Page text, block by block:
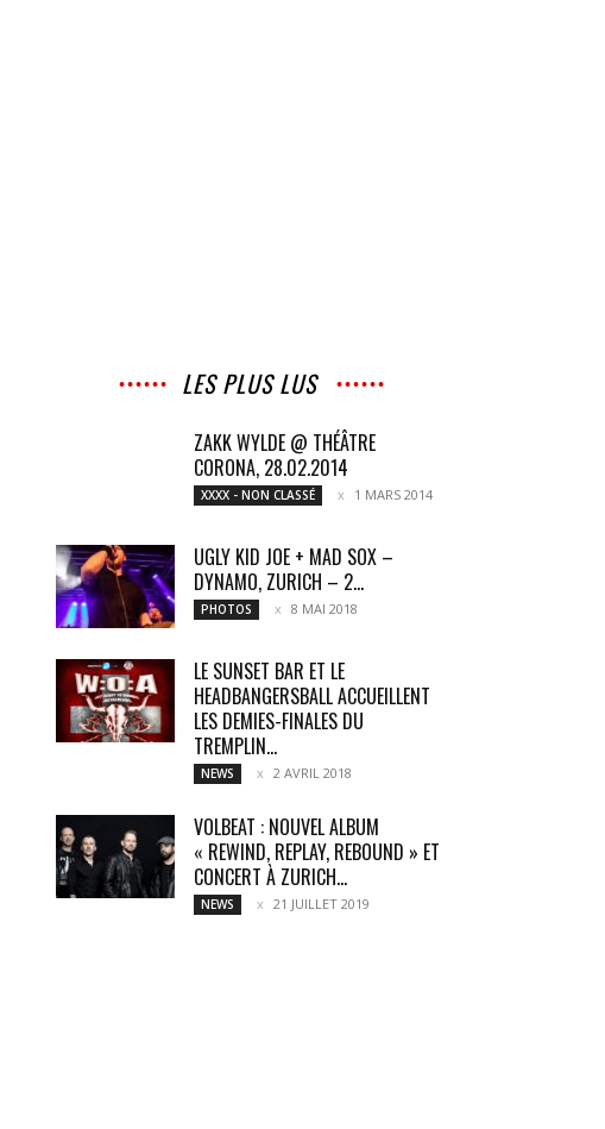
LES PLUS LUS
ZAKK WYLDE @ THÉÂTRE
CORONA, 28.02.2014
XXXX - NON CLASSÉ 1 MARS 2014
UGLY KID JOE + MAD SOX –
DYNAMO, ZURICH – 2...
PHOTOS 8 MAI 2018
LE SUNSET BAR ET LE
HEADBANGERSBALL ACCUEILLENT
LES DEMIES-FINALES DU
TREMPLIN...
NEWS 2 AVRIL 2018
VOLBEAT : NOUVEL ALBUM
« REWIND, REPLAY, REBOUND » ET
CONCERT À ZURICH...
NEWS 21 JUILLET 2019